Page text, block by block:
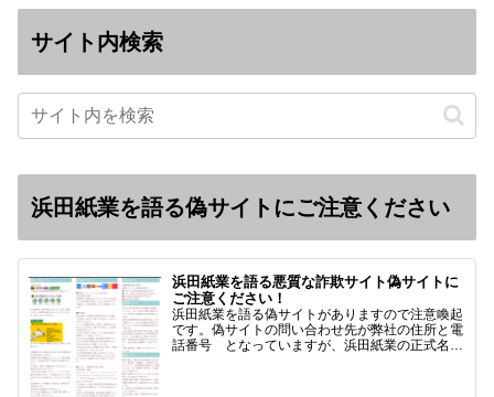
サイト内検索
浜田紙業を語る偽サイトにご注意ください
浜田紙業を語る悪質な詐欺サイト偽サイトに
ご注意ください！
浜田紙業を語る偽サイトがありますので注意喚起
です。偽サイトの問い合わせ先が弊社の住所と電
話番号 となっていますが、浜田紙業の正式名称